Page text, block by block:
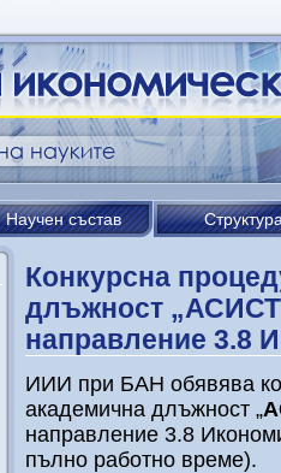
Научен състав
Конкурсна
длъжност
направление 3.8
ИИИ при БАН обявява
академична длъжност „
направление 3.8
пълно работно време).